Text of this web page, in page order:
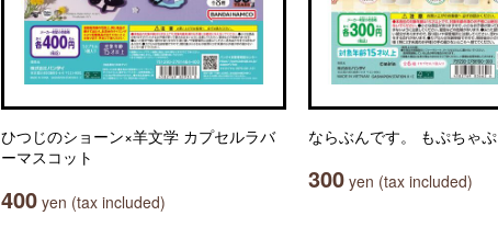
ひつじのショーン×羊文学 カプセルラバ
ーマスコット
400 yen (tax included)
ならぶんです。 もぷちゃぷ
300 yen (tax included)